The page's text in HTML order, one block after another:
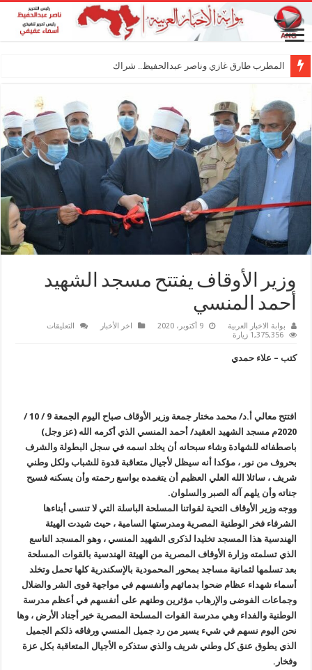
المطرب طارق غازي وناصر عبدالحفيظ.. شراكة فنية ترس
وزير الأوقاف يفتتح مسجد الشهيد
أحمد المنسي
بوابة الاخبار العربية 9 أكتوبر، 2020 اخر الأخبار التعليقات
1,375,356 زيارة
كتب – علاء حمدي
افتتح معالي أ.د/ محمد مختار جمعة وزير الأوقاف صباح اليوم الجمعة 9 / 10 /
2020م مسجد الشهيد العقيد/ أحمد المنسي الذي أكرمه الله (عز وجل)
باصطفائه للشهادة وشاء سبحانه أن يخلد اسمه في سجل البطولة والشرف
بحروف من نور ، مؤكدا أنه سيظل لأجيال متعاقبة قدوة للشباب ولكل وطني
شريف ، سائلا الله العلي العظيم أن يتغمده بواسع رحمته وأن يسكنه فسيح
جناته وأن يلهم آله الصبر والسلوان.
ووجه وزير الأوقاف التحية لقواتنا المسلحة الباسلة التي لا تنسى أبناءها
الشرفاء فخر الوطنية المصرية ومدرستها السامية ، حيث شيدت الهيئة
الهندسية هذا المسجد تخليدا لذكرى الشهيد المنسي ، وهو المسجد التاسع
الذي تسلمته وزارة الأوقاف المصرية من الهيئة الهندسية بالقوات المسلحة
بعد تسلمها لثمانية مساجد بمحور المحمودية بالإسكندرية كلها تحمل وتخلد
أسماء شهداء عظام ضحوا بدمائهم وأنفسهم في مواجهة قوى الشر والضلال
وجماعات الفوضى والإرهاب مؤثرين وطنهم على أنفسهم في أعظم مدرسة
الوطنية والفداء وهي مدرسة القوات المسلحة المصرية خير أجناد الأرض ، وها
نحن اليوم نسهم في شيء يسير من رد جميل المنسي ورفاقه ذلكم الجميل
الذي يطوق عنق كل وطني شريف والذي ستذكره الأجيال المتعاقبة بكل عزة
وفخار.